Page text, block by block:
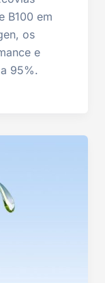
B100 em
os
e
95%.